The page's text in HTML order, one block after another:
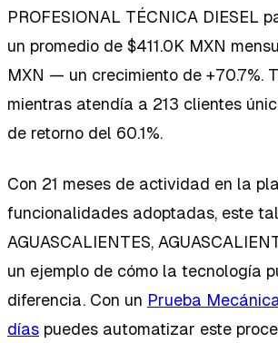
PROFESIONAL TÉCNICA DIESEL
un promedio de $411.0K MXN
MXN — un crecimiento de +70.7%.
mientras atendía a 213 clientes
de retorno del 60.1%.
Con 21 meses de actividad en la
funcionalidades adoptadas, este
AGUASCALIENTES,
un ejemplo de cómo la tecnología
diferencia. Con un Prueba
días puedes automatizar este